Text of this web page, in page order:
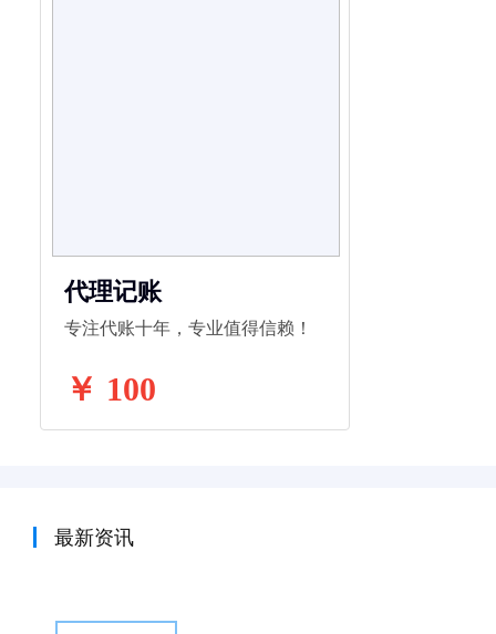
代理记账
专注代账十年，专业值得信赖！
￥ 100
最新资讯